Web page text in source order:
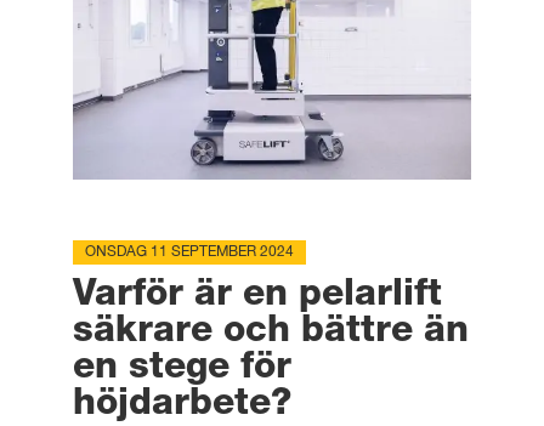
ONSDAG 11 SEPTEMBER 2024
Varför är en pelarlift
säkrare och bättre än
en stege för
höjdarbete?